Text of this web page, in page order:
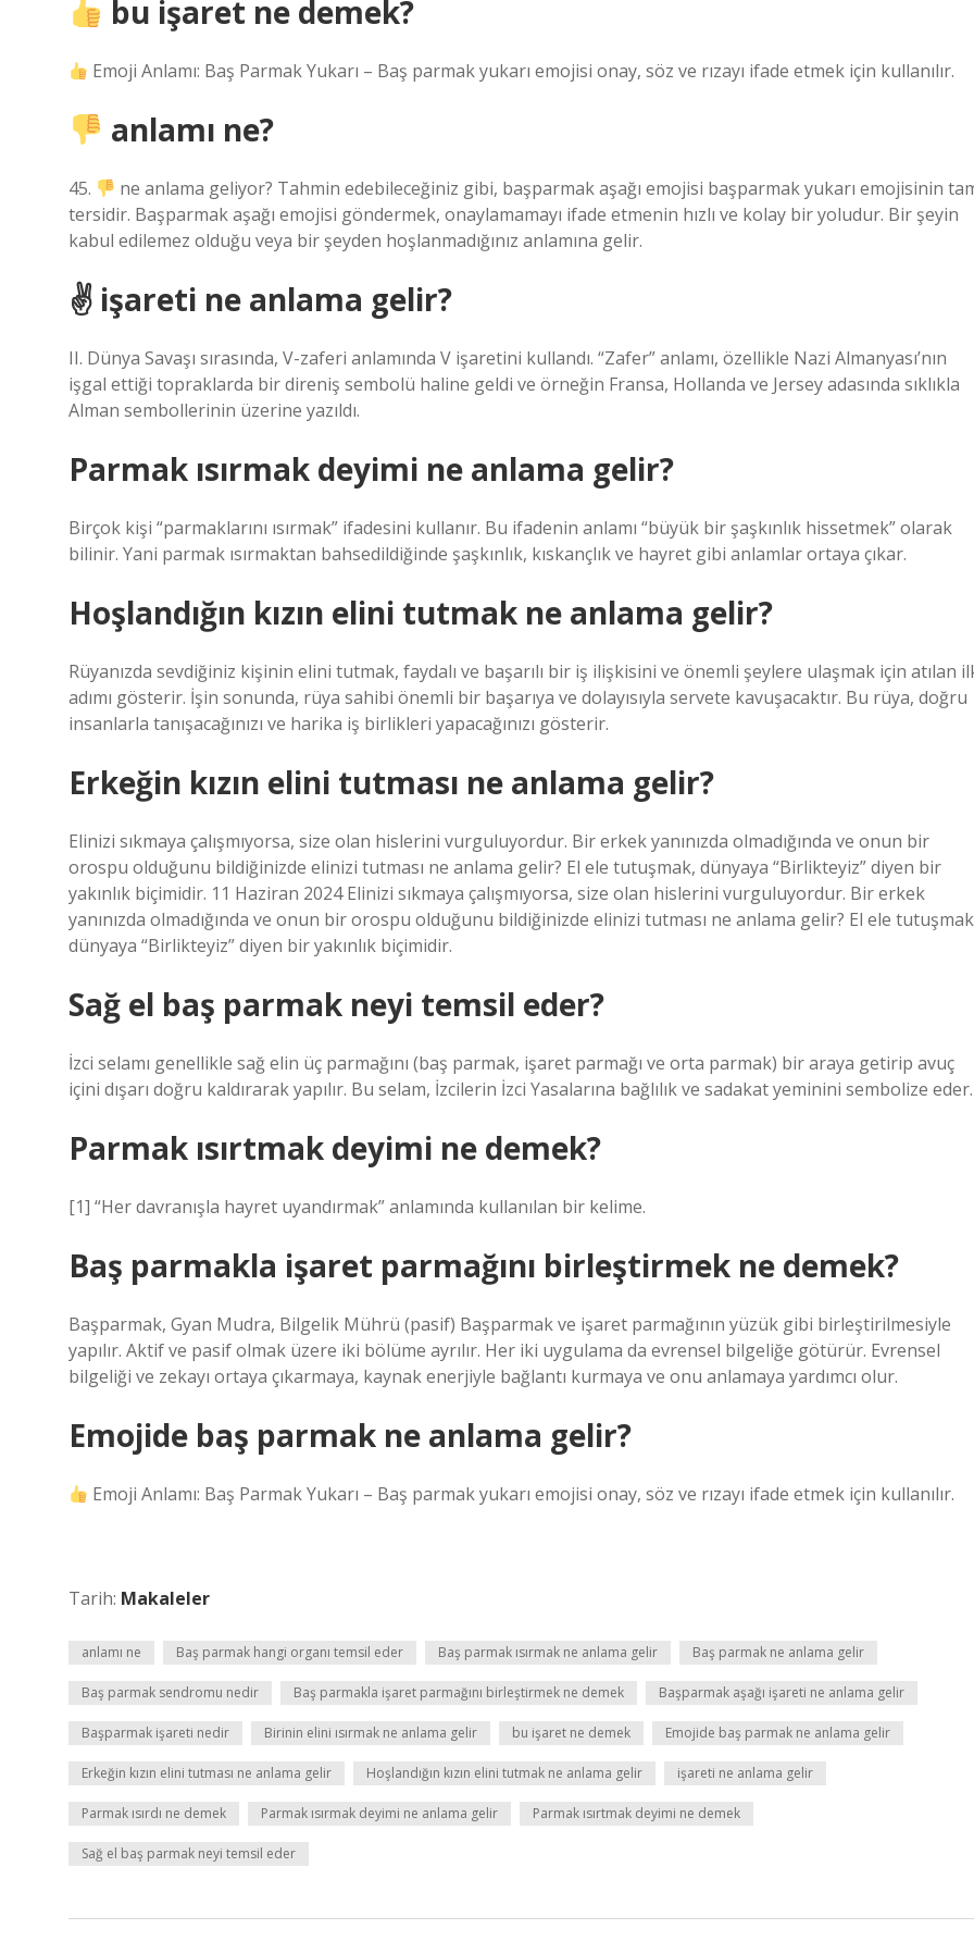
bu işaret ne demek?
Emoji Anlamı: Baş Parmak Yukarı – Baş parmak yukarı emojisi onay, söz ve rızayı ifade etmek için kullanılır.
anlamı ne?
45.
ne anlama geliyor? Tahmin edebileceğiniz gibi, başparmak aşağı emojisi başparmak yukarı emojisinin
tersidir. Başparmak aşağı emojisi göndermek, onaylamamayı ifade etmenin hızlı ve kolay bir yoludur. Bir şeyin
kabul edilemez olduğu veya bir şeyden hoşlanmadığınız anlamına gelir.
✌ işareti ne anlama gelir?
II. Dünya Savaşı sırasında, V-zaferi anlamında V işaretini kullandı. “Zafer” anlamı, özellikle Nazi Almanyası’nın
işgal ettiği topraklarda bir direniş sembolü haline geldi ve örneğin Fransa, Hollanda ve Jersey adasında sıklıkla
Alman sembollerinin üzerine yazıldı.
Parmak ısırmak deyimi ne anlama gelir?
Birçok kişi “parmaklarını ısırmak” ifadesini kullanır. Bu ifadenin anlamı “büyük bir şaşkınlık hissetmek” olarak
bilinir. Yani parmak ısırmaktan bahsedildiğinde şaşkınlık, kıskançlık ve hayret gibi anlamlar ortaya çıkar.
Hoşlandığın kızın elini tutmak ne anlama gelir?
Rüyanızda sevdiğiniz kişinin elini tutmak, faydalı ve başarılı bir iş ilişkisini ve önemli şeylere ulaşmak için atılan
adımı gösterir. İşin sonunda, rüya sahibi önemli bir başarıya ve dolayısıyla servete kavuşacaktır. Bu rüya, doğru
insanlarla tanışacağınızı ve harika iş birlikleri yapacağınızı gösterir.
Erkeğin kızın elini tutması ne anlama gelir?
Elinizi sıkmaya çalışmıyorsa, size olan hislerini vurguluyordur. Bir erkek yanınızda olmadığında ve onun bir
orospu olduğunu bildiğinizde elinizi tutması ne anlama gelir? El ele tutuşmak, dünyaya “Birlikteyiz” diyen bir
yakınlık biçimidir. 11 Haziran 2024 Elinizi sıkmaya çalışmıyorsa, size olan hislerini vurguluyordur. Bir erkek
yanınızda olmadığında ve onun bir orospu olduğunu bildiğinizde elinizi tutması ne anlama gelir? El ele
dünyaya “Birlikteyiz” diyen bir yakınlık biçimidir.
Sağ el baş parmak neyi temsil eder?
İzci selamı genellikle sağ elin üç parmağını (baş parmak, işaret parmağı ve orta parmak) bir araya getirip avuç
içini dışarı doğru kaldırarak yapılır. Bu selam, İzcilerin İzci Yasalarına bağlılık ve sadakat yeminini sembolize eder.
Parmak ısırtmak deyimi ne demek?
[1] “Her davranışla hayret uyandırmak” anlamında kullanılan bir kelime.
Baş parmakla işaret parmağını birleştirmek ne demek?
Başparmak, Gyan Mudra, Bilgelik Mührü (pasif) Başparmak ve işaret parmağının yüzük gibi birleştirilmesiyle
yapılır. Aktif ve pasif olmak üzere iki bölüme ayrılır. Her iki uygulama da evrensel bilgeliğe götürür. Evrensel
bilgeliği ve zekayı ortaya çıkarmaya, kaynak enerjiyle bağlantı kurmaya ve onu anlamaya yardımcı olur.
Emojide baş parmak ne anlama gelir?
Emoji Anlamı: Baş Parmak Yukarı – Baş parmak yukarı emojisi onay, söz ve rızayı ifade etmek için kullanılır.
Tarih: Makaleler
anlamı ne Baş parmak hangi organı temsil eder Baş parmak ısırmak ne anlama gelir Baş parmak ne anlama gelir
Baş parmak sendromu nedir Baş parmakla işaret parmağını birleştirmek ne demek Başparmak aşağı işareti ne anlama gelir
Başparmak işareti nedir Birinin elini ısırmak ne anlama gelir bu işaret ne demek Emojide baş parmak ne anlama gelir
Erkeğin kızın elini tutması ne anlama gelir Hoşlandığın kızın elini tutmak ne anlama gelir işareti ne anlama gelir
Parmak ısırdı ne demek Parmak ısırmak deyimi ne anlama gelir Parmak ısırtmak deyimi ne demek
Sağ el baş parmak neyi temsil eder